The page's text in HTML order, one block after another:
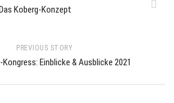
Koberg-Konzept
PREVIOUS STORY
Einblicke & Ausblicke 2021